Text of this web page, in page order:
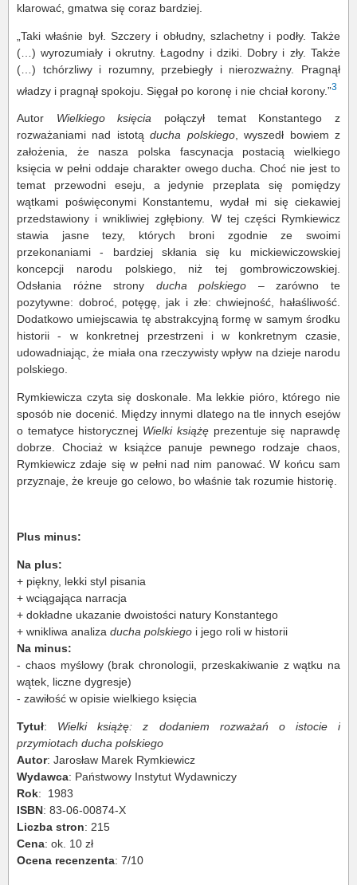
klarować, gmatwa się coraz bardziej.
„Taki właśnie był. Szczery i obłudny, szlachetny i podły. Także
(…) wyrozumiały i okrutny. Łagodny i dziki. Dobry i zły. Także
(…) tchórzliwy i rozumny, przebiegły i nierozważny. Pragnął
władzy i pragnął spokoju. Sięgał po koronę i nie chciał korony.”3
Autor Wielkiego księcia połączył temat Konstantego z
rozważaniami nad istotąducha polskiego, wyszedł bowiem z
założenia, że nasza polska fascynacja postacią wielkiego
księcia w pełni oddaje charakter owego ducha. Choć nie jest to
temat przewodni eseju, a jedynie przeplata się pomiędzy
wątkami poświęconymi Konstantemu, wydał mi się ciekawiej
przedstawiony i wnikliwiej zgłębiony. W tej części Rymkiewicz
stawia jasne tezy, których broni zgodnie ze swoimi
przekonaniami - bardziej skłania się ku mickiewiczowskiej
koncepcji narodu polskiego, niż tej gombrowiczowskiej.
Odsłania różne strony ducha polskiego – zarówno te
pozytywne: dobroć, potęgę, jak i złe: chwiejność, hałaśliwość.
Dodatkowo umiejscawia tę abstrakcyjną formę w samym środku
historii - w konkretnej przestrzeni i w konkretnym czasie,
udowadniając, że miała ona rzeczywisty wpływ na dzieje narodu
polskiego.
Rymkiewicza czyta się doskonale. Ma lekkie pióro, którego nie
sposób nie docenić. Między innymi dlatego na tle innych esejów
o tematyce historycznej Wielki książęprezentuje się naprawdę
dobrze. Chociaż w książce panuje pewnego rodzaje chaos,
Rymkiewicz zdaje się w pełni nad nim panować. W końcu sam
przyznaje, że kreuje go celowo, bo właśnie tak rozumie historię.
Plus minus:
Na plus:
+ piękny, lekki styl pisania
+ wciągająca narracja
+ dokładne ukazanie dwoistości natury Konstantego
+ wnikliwa analiza ducha polskiego i jego roli w historii
Na minus:
- chaos myślowy (brak chronologii, przeskakiwanie z wątku na
wątek, liczne dygresje)
- zawiłość w opisie wielkiego księcia
Tytuł: Wielki książę: z dodaniem rozważań o istocie i
przymiotach ducha polskiego
Autor: Jarosław Marek Rymkiewicz
Wydawca: Państwowy Instytut Wydawniczy
Rok: 1983
ISBN: 83-06-00874-X
Liczba stron: 215
Cena: ok. 10 zł
Ocena recenzenta: 7/10